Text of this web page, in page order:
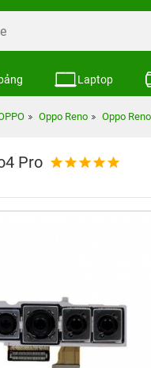
Laptop
Oppo Reno Oppo
Pro